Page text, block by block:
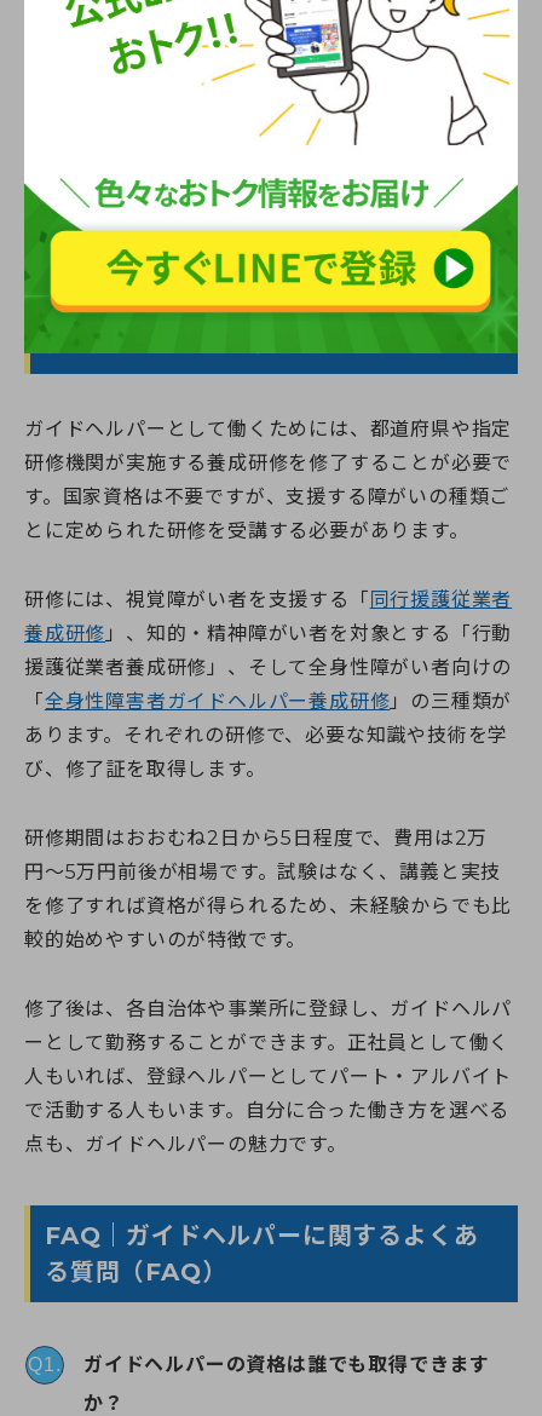
ガイドヘルパーの仕事では、基本的に利用者とマンツ
ーマンで外出をサポートします。長時間一緒に行動す
るため、信頼関係を築くには丁寧な関わりと気配りが
したがって、人と長時間一緒にいると疲れやすい人
や、一人の時間を重視したい人にとっては、精神的な
負担が大きくなる可能性があるでしょう。
ガイドヘルパーになるには？
ガイドヘルパーとして働くためには、都道府県や指定
研修機関が実施する養成研修を修了することが必要で
す。国家資格は不要ですが、支援する障がいの種類ご
とに定められた研修を受講する必要があります。
研修には、視覚障がい者を支援する「 同行援護従業者
養成研修 」、知的・精神障がい者を対象とする「行動
援護従業者養成研修」、そして全身性障がい者向けの
「全身性障害者ガイドヘルパー養成研修 」の三種類が
あります。それぞれの研修で、必要な知識や技術を学
び、修了証を取得します。
研修期間はおおむね2日から5日程度で、費用は2万
円〜5万円前後が相場です。試験はなく、講義と実技
を修了すれば資格が得られるため、未経験からでも比
較的始めやすいのが特徴です。
修了後は、各自治体や事業所に登録し、ガイドヘルパ
ーとして勤務することができます。正社員として働く
人もいれば、登録ヘルパーとしてパート・アルバイト
で活動する人もいます。自分に合った働き方を選べる
点も、ガイドヘルパーの魅力です。
FAQ｜ガイドヘルパーに関するよくあ
る質問（FAQ）
Q1.
ガイドヘルパーの資格は誰でも取得できます
か？